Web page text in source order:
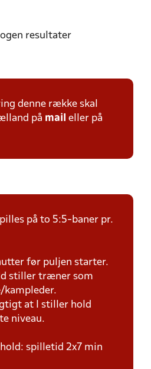
resultater
denne række skal
på mail eller på
på to 5:5-baner pr.
før puljen starter.
stiller træner som
kampleder.
at I stiller hold
niveau.
spilletid 2x7 min